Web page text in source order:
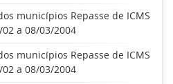
municípios Repasse de ICMS
02 a 08/03/2004
municípios Repasse de ICMS
02 a 08/03/2004